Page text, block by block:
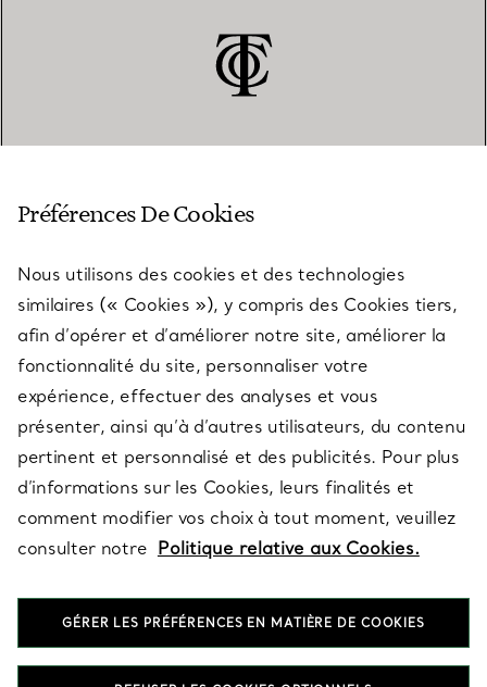
SERVICES
À PROPOS
QUESTIONS LÉGALES
SUIVEZ-NOUS
Préférences De Cookies
Nous utilisons des cookies et des technologies
similaires (« Cookies »), y compris des Cookies tiers,
afin d’opérer et d’améliorer notre site, améliorer la
fonctionnalité du site, personnaliser votre
expérience, effectuer des analyses et vous
présenter, ainsi qu’à d’autres utilisateurs, du contenu
pertinent et personnalisé et des publicités. Pour plus
d’informations sur les Cookies, leurs finalités et
comment modifier vos choix à tout moment, veuillez
consulter notre Politique relative aux Cookies.
GÉRER LES PRÉFÉRENCES EN MATIÈRE DE COOKIES